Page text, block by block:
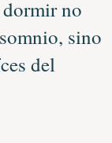
no
sino
del